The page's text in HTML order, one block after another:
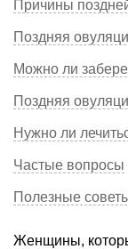
Причины
Поздняя
Можно ли
Поздняя
Нужно ли
Частые вопросы
Полезные
Женщины,